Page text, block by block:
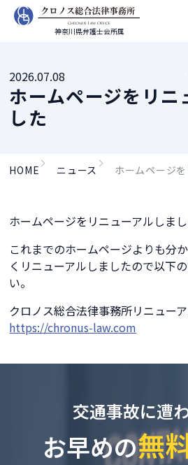
神奈川県弁護士会所属
2026.07.08
ホームページをリニ
した
HOME ニュース ホームページ
ホームページをリニューアルしまし
これまでのホームページよりも分
くリニューアルしましたので以下
い。
クロノス総合法律事務所リニュー
https://chronus-law.com
交通事故に遭
お早めの無